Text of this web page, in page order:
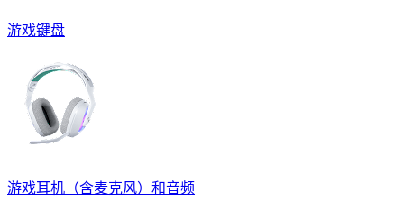
游戏键盘
游戏耳机（含麦克风）和音频